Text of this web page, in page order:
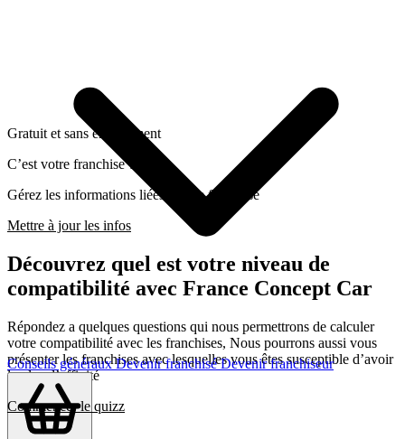
Conseils générauxDevenir franchiséDevenir franchiseur
Gratuit et sans engagement
C’est votre franchise ?
Gérez les informations liées a cette franchise
Mettre à jour les infos
Découvrez quel est votre niveau de
compatibilité avec France Concept Car
Répondez a quelques questions qui nous permettrons de calculer
votre compatibilité avec les franchises, Nous pourrons aussi vous
présenter les franchises avec lesquelles vous êtes susceptible d’avoir
le plus d’affinité
Commencer le quizz